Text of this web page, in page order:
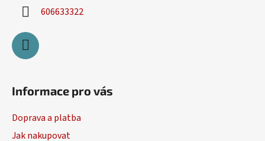
606633322
Informace pro vás
Doprava a platba
Jak nakupovat